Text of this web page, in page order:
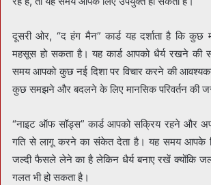
दूसरी ओर, “द हंग मैन” कार्ड यह दर्शाता है कि कुछ
महसूस हो सकता है। यह कार्ड आपको धैर्य रखने की
समय आपको कुछ नई दिशा पर विचार करने की
कुछ समझने और बदलने के लिए मानसिक परिवर्तन की
“नाइट ऑफ सॉड्स” कार्ड आपको सक्रिय रहने और
गति से लागू करने का संकेत देता है। यह समय आपके
जल्दी फैसले लेने का है लेकिन धैर्य बनाए रखें क्योंकि
गलत भी हो सकता है।